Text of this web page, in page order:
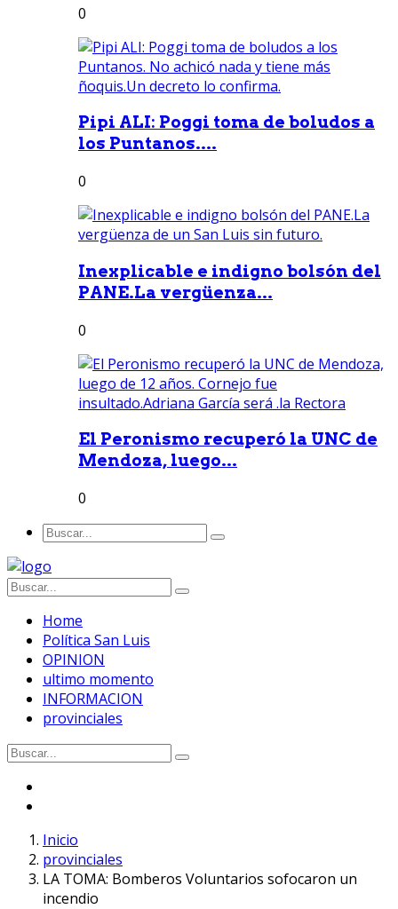
0
Pipi ALI: Poggi toma de boludos a
los Puntanos....
0
Inexplicable e indigno bolsón del
PANE.La vergüenza...
0
El Peronismo recuperó la UNC de
Mendoza, luego...
0
Home
Política San Luis
OPINION
ultimo momento
INFORMACION
provinciales
Inicio
provinciales
LA TOMA: Bomberos Voluntarios sofocaron un
incendio